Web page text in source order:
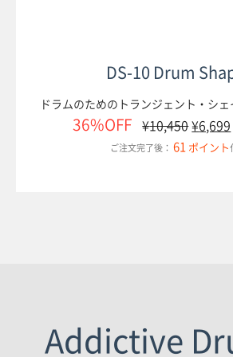
DS-10 Drum
ドラムのためのトランジェント・シェ
36%OFF ¥10,450¥6,699
ご注文完了後： 61 ポイント
Addictive